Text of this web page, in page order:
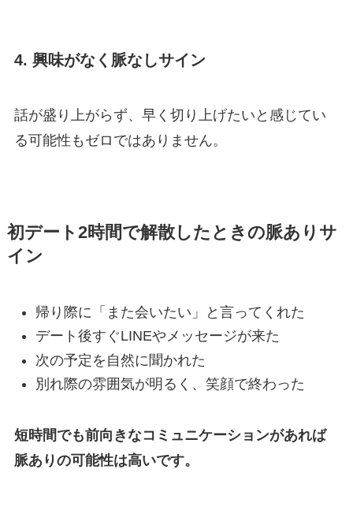
4. 興味がなく脈なしサイン
話が盛り上がらず、早く切り上げたいと感じてい
る可能性もゼロではありません。
初デート2時間で解散したときの脈ありサ
イン
帰り際に「また会いたい」と言ってくれた
デート後すぐLINEやメッセージが来た
次の予定を自然に聞かれた
別れ際の雰囲気が明るく、笑顔で終わった
短時間でも前向きなコミュニケーションがあれば
脈ありの可能性は高いです。